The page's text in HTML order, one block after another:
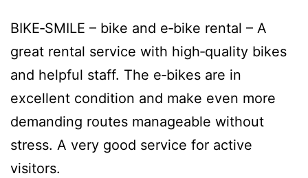
BIKE‑SMILE – bike and e‑bike rental – A
great rental service with high‑quality bikes
and helpful staff. The e‑bikes are in
excellent condition and make even more
demanding routes manageable without
stress. A very good service for active
visitors.